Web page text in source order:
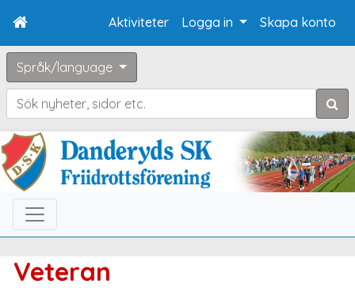
Aktiviteter Logga in Skapa konto
Språk/language
Sök
Veteran